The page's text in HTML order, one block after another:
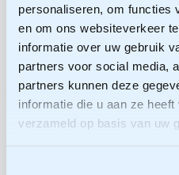
personaliseren, om functies
en om ons websiteverkeer
informatie over uw gebruik
partners voor social media,
partners kunnen deze
informatie die u aan ze
verzameld op basis van uw
en daar moeten we
belangrijk om moeite te
wat er werkelijk aan de
oplossingen na de
mijn werk zo geweldig.”
Waarin